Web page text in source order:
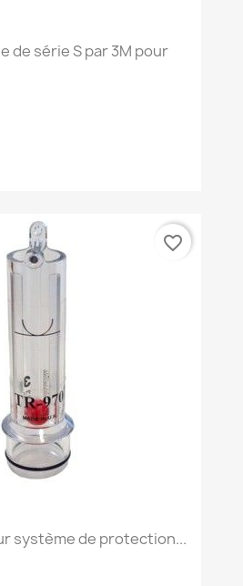
de série S par 3M pour
système de protection...
favorite_border